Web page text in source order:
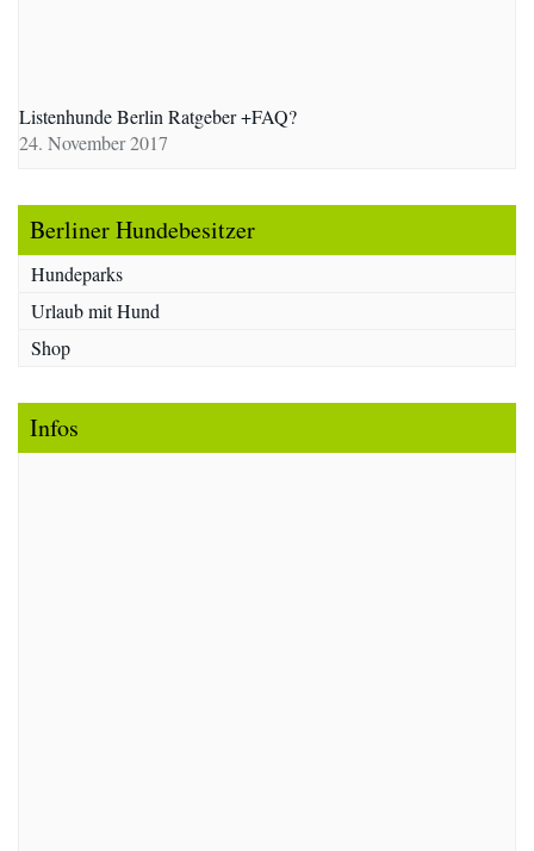
Listenhunde Berlin Ratgeber +FAQ?
24. November 2017
Berliner Hundebesitzer
Hundeparks
Urlaub mit Hund
Shop
Infos